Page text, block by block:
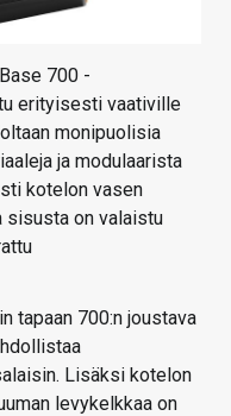
700 -
erityisesti vaativille
monipuolisia
ja modulaarista
kotelon vasen
sisusta on valaistu
tapaan 700:n joustava
Lisäksi kotelon
levykelkkaa on